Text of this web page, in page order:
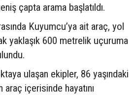
çapta arama başlatıldı.
Kuyumcu’ya ait araç, yol
yaklaşık 600 metrelik uçuruma
ulaşan ekipler, 86 yaşındaki
araç içerisinde hayatını